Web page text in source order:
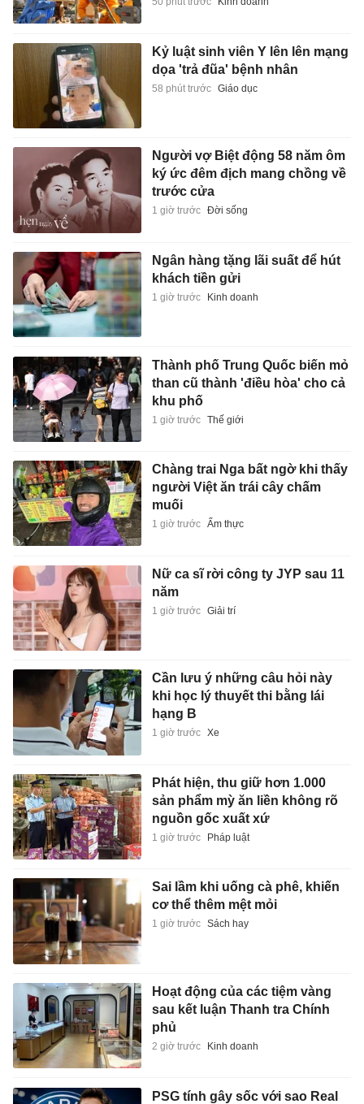
Kỷ luật sinh viên Y lên lên mạng
dọa 'trả đũa' bệnh nhân
58 phút trước Giáo dục
Người vợ Biệt động 58 năm ôm
ký ức đêm địch mang chồng về
trước cửa
1 giờ trước Đời sống
Ngân hàng tặng lãi suất để hút
khách tiền gửi
1 giờ trước Kinh doanh
Thành phố Trung Quốc biến mỏ
than cũ thành 'điều hòa' cho cả
khu phố
1 giờ trước Thế giới
Chàng trai Nga bất ngờ khi thấy
người Việt ăn trái cây chấm
muối
1 giờ trước Ẩm thực
Nữ ca sĩ rời công ty JYP sau 11
năm
1 giờ trước Giải trí
Cần lưu ý những câu hỏi này
khi học lý thuyết thi bằng lái
hạng B
1 giờ trước Xe
Phát hiện, thu giữ hơn 1.000
sản phẩm mỳ ăn liền không rõ
nguồn gốc xuất xứ
1 giờ trước Pháp luật
Sai lầm khi uống cà phê, khiến
cơ thể thêm mệt mỏi
1 giờ trước Sách hay
Hoạt động của các tiệm vàng
sau kết luận Thanh tra Chính
phủ
2 giờ trước Kinh doanh
PSG tính gây sốc với sao Real